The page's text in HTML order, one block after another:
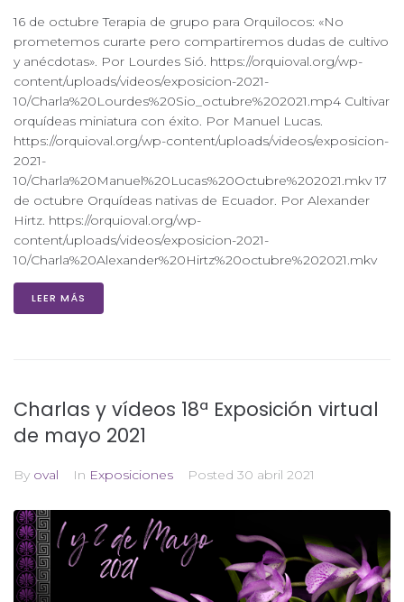
16 de octubre Terapia de grupo para Orquilocos: «No
prometemos curarte pero compartiremos dudas de cultivo
y anécdotas». Por Lourdes Sió. https://orquioval.org/wp-
content/uploads/videos/exposicion-2021-
10/Charla%20Lourdes%20Sio_octubre%202021.mp4 Cultivar
orquídeas miniatura con éxito. Por Manuel Lucas.
https://orquioval.org/wp-content/uploads/videos/exposicion-
2021-
10/Charla%20Manuel%20Lucas%20Octubre%202021.mkv 17
de octubre Orquídeas nativas de Ecuador. Por Alexander
Hirtz. https://orquioval.org/wp-
content/uploads/videos/exposicion-2021-
10/Charla%20Alexander%20Hirtz%20octubre%202021.mkv
LEER MÁS
Charlas y vídeos 18ª Exposición virtual
de mayo 2021
By oval In Exposiciones Posted 30 abril 2021